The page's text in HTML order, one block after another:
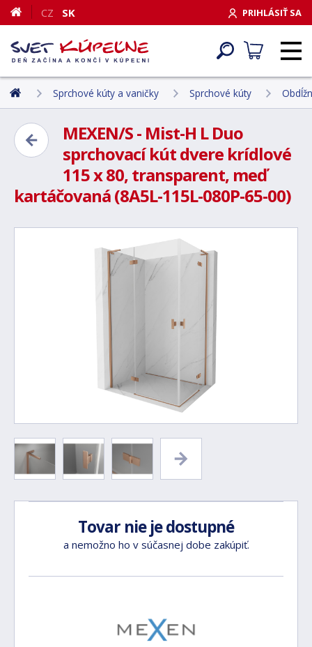
PRIHLÁSIŤ SA
CZ SK
Sprchové kúty a vaničky Sprchové kúty
MEXEN/S - Mist-H L Duo
sprchovací kút dvere krídlové
115 x 80, transparent, meď
kartáčovaná (8A5L-115L-080P-65-00)
Tovar nie je dostupné
a nemožno ho v súčasnej dobe zakúpiť.